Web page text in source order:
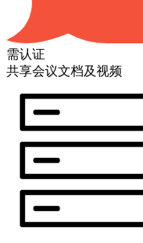
需认证
共享会议文档及视频